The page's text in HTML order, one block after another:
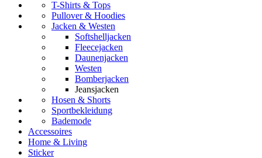
T-Shirts & Tops
Pullover & Hoodies
Jacken & Westen
Softshelljacken
Fleecejacken
Daunenjacken
Westen
Bomberjacken
Jeansjacken
Hosen & Shorts
Sportbekleidung
Bademode
Accessoires
Home & Living
Sticker